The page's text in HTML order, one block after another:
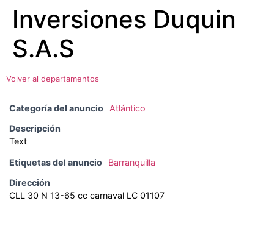
contenido
Inversiones Duquin
S.A.S
Volver al departamentos
Categoría del anuncio
Atlántico
Descripción
Text
Etiquetas del anuncio
Barranquilla
Dirección
CLL 30 N 13-65 cc carnaval LC 01107